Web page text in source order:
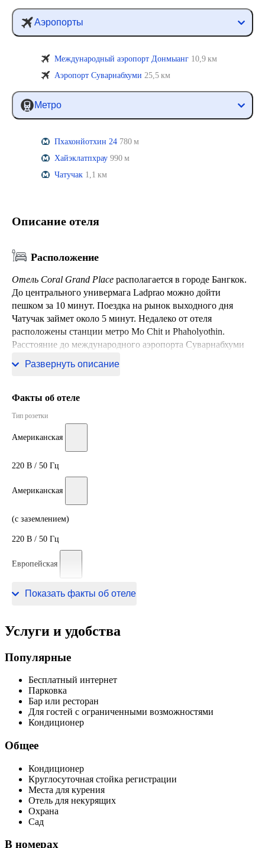
Аэропорты
Международный аэропорт Донмыанг 10,9 км
Аэропорт Суварнабхуми 25,5 км
Метро
Пхахонйотхин 24 780 м
Хайэклатпхрау 990 м
Чатучак 1,1 км
Описание отеля
Расположение
Отель Coral Grand Place располагается в городе Бангкок.
До центрального универмага Ladprao можно дойти
пешком за 10 минут. Поездка на рынок выходного дня
Чатучак займет около 5 минут. Недалеко от отеля
расположены станции метро Mo Chit и Phaholyothin.
Расстояние до международного аэропорта Суварнабхуми
Развернуть описание
Факты об отеле
Тип розетки
Американская
220 В / 50 Гц
Американская
(с заземлением)
220 В / 50 Гц
Европейская
220 В / 50 Гц
Показать факты об отеле
Услуги и удобства
Популярные
Бесплатный интернет
Парковка
Бар или ресторан
Для гостей с ограниченными возможностями
Кондиционер
Общее
Кондиционер
Круглосуточная стойка регистрации
Места для курения
Отель для некурящих
Охрана
Сад
В номерах